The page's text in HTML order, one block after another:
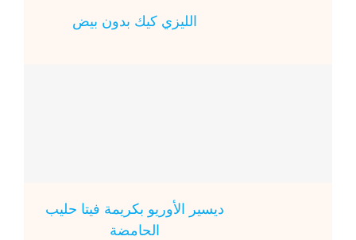
الليزي كيك بدون بيض
ديسير الأوريو بكريمة فيتا حليب
الحامضة